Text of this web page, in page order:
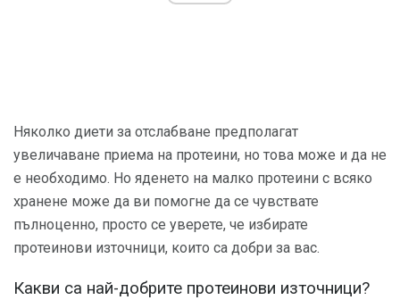
Няколко диети за отслабване предполагат
увеличаване приема на протеини, но това може и да не
е необходимо. Но яденето на малко протеини с всяко
хранене може да ви помогне да се чувствате
пълноценно, просто се уверете, че избирате
протеинови източници, които са добри за вас.
Какви са най-добрите протеинови източници?